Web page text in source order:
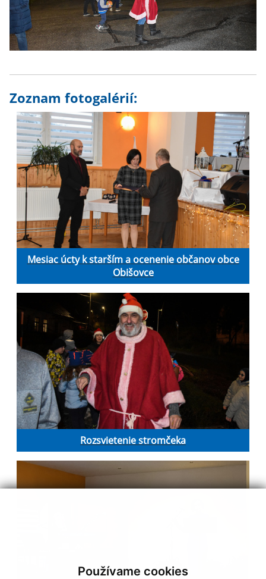
Používame cookies
Zoznam fotogalérií:
Mesiac úcty k starším a ocenenie občanov obce
Obišovce
Rozsvietenie stromčeka